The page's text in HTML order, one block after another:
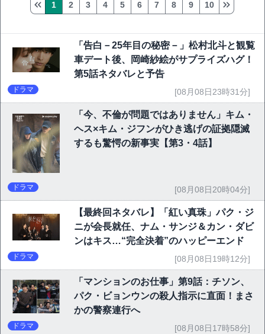
1 2 3 4 5 6 7 8 9 10
「告白－25年目の秘密－」松村北斗と観覧
車デート後、岡崎紗絵がサプライズハグ！
第5話ネタバレと予告
ドラマ [08月08日23時31分]
「今、不倫が問題ではありません」キム・
ヘス×キム・ジフンがひき逃げの証拠隠滅
するも驚愕の新事実【第3・4話】
ドラマ [08月08日20時04分]
【最終回ネタバレ】「紅い真珠」パク・ジ
ニが会長就任、ナム・サンジ＆カン・ダビ
ンはキス…“完全決着”のハッピーエンド
ドラマ [08月08日19時12分]
「マンションのお仕事」第9話：チソン、
パク・ビョンウンの殺人指示に直面！まさ
かの警察連行へ
ドラマ [08月08日17時58分]